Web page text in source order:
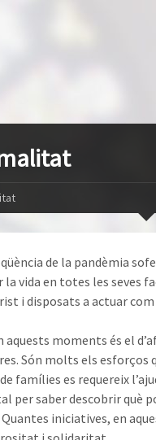
de la pandèmia
vida en totes les seves
i disposats a actuar com
aquests moments és el
Són molts els esforços
famílies es requereix
per saber descobrir què
iniciatives, en